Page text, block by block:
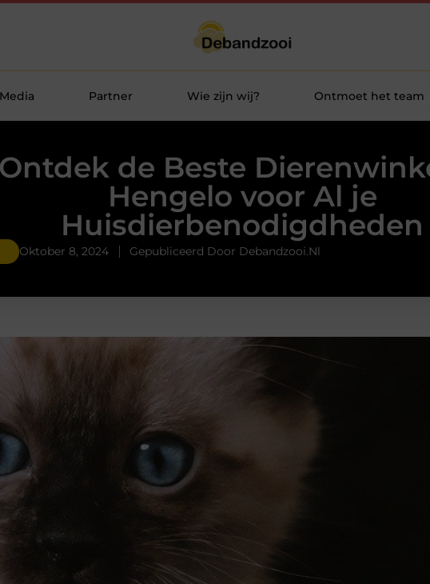
Partner Wie zijn wij? Ontmoet het team
Ontdek de Beste
Hengelo voor Al je
Huisdierbenodigdheden
Oktober 8, 2024 Gepubliceerd Door Debandzooi.nl